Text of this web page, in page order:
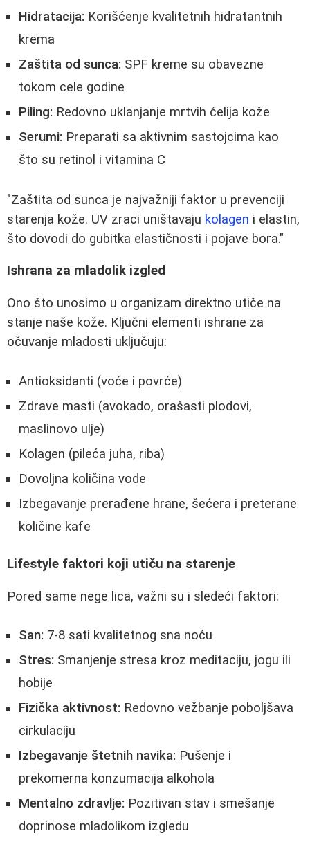
Hidratacija: Korišćenje kvalitetnih hidratantnih
krema
Zaštita od sunca: SPF kreme su obavezne
tokom cele godine
Piling: Redovno uklanjanje mrtvih ćelija kože
Serumi: Preparati sa aktivnim sastojcima kao
što su retinol i vitamina C
"Zaštita od sunca je najvažniji faktor u prevenciji
starenja kože. UV zraci uništavaju kolagen i elastin,
što dovodi do gubitka elastičnosti i pojave bora."
Ishrana za mladolik izgled
Ono što unosimo u organizam direktno utiče na
stanje naše kože. Ključni elementi ishrane za
očuvanje mladosti uključuju:
Antioksidanti (voće i povrće)
Zdrave masti (avokado, orašasti plodovi,
maslinovo ulje)
Kolagen (pileća juha, riba)
Dovoljna količina vode
Izbegavanje prerađene hrane, šećera i preterane
količine kafe
Lifestyle faktori koji utiču na starenje
Pored same nege lica, važni su i sledeći faktori:
San: 7-8 sati kvalitetnog sna noću
Stres: Smanjenje stresa kroz meditaciju, jogu ili
hobije
Fizička aktivnost: Redovno vežbanje poboljšava
cirkulaciju
Izbegavanje štetnih navika: Pušenje i
prekomerna konzumacija alkohola
Mentalno zdravlje: Pozitivan stav i smešanje
doprinose mladolikom izgledu